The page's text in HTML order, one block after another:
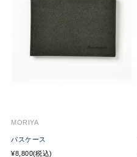
MORIYA
パスケース
¥8,800(税込)